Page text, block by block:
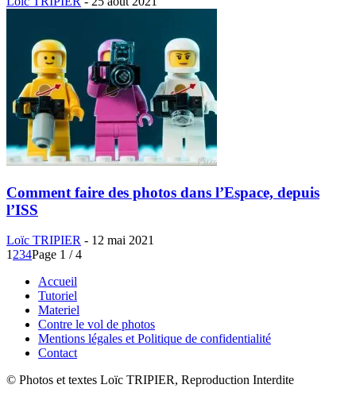
Comment faire des photos dans l’Espace, depuis
l’ISS
Loïc TRIPIER - 12 mai 2021
1 234Page 1 / 4
Accueil
Tutoriel
Materiel
Contre le vol de photos
Mentions légales et Politique de confidentialité
Contact
© Photos et textes Loïc TRIPIER, Reproduction Interdite